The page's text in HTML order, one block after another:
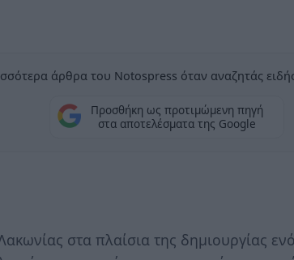
άρθρα του Notospress όταν αναζητάς
Προσθήκη ως προτιμώμενη πηγή
στα αποτελέσματα της Google
στα πλαίσια της δημιουργίας